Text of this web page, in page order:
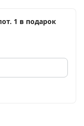
Алена При покупке 3 лот. 1 в подарок